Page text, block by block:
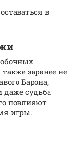
в
заранее не
Барона,
судьба
повлияют
игры.